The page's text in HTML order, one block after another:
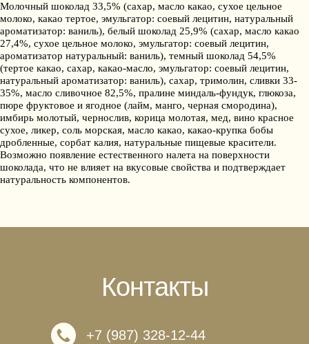
Молочный шоколад 33,5% (сахар, масло какао, сухое цельное
молоко, какао тертое, эмульгатор: cоевый лецитин, натуральный
ароматизатор: ваниль), белый шоколад 25,9% (сахар, масло какао
27,4%, сухое цельное молоко, эмульгатор: соевый лецитин,
ароматизатор натуральный: ваниль), темный шоколад 54,5%
(тертое какао, сахар, какао-масло, эмульгатор: соевый лецитин,
натуральный ароматизатор: ваниль), сахар, тримолин, сливки 33-
35%, масло сливочное 82,5%, пралине миндаль-фундук, глюкоза,
пюре фруктовое и ягодное (лайм, манго, черная смородина),
имбирь молотый, чернослив, корица молотая, мед, вино красное
сухое, ликер, соль морская, масло какао, какао-крупка бобы
дробленные, сорбат калия, натуральные пищевые красители.
Возможно появление естественного налета на поверхности
шоколада, что не влияет на вкусовые свойства и подтверждает
натуральность компонентов.
Контакты
+7 (987) 328-12-44